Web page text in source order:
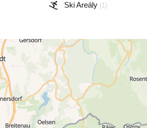
Ski Areály (1)